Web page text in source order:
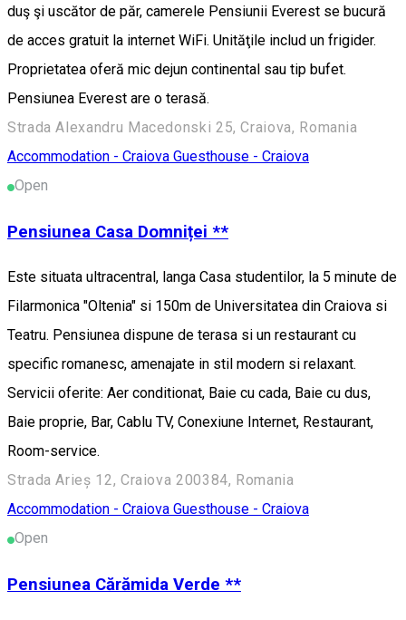
duş şi uscător de păr, camerele Pensiunii Everest se bucură
de acces gratuit la internet WiFi. Unităţile includ un frigider.
Proprietatea oferă mic dejun continental sau tip bufet.
Pensiunea Everest are o terasă.
Strada Alexandru Macedonski 25, Craiova, Romania
Accommodation - Craiova Guesthouse - Craiova
Open
Pensiunea Casa Domniței **
Este situata ultracentral, langa Casa studentilor, la 5 minute de
Filarmonica "Oltenia" si 150m de Universitatea din Craiova si
Teatru. Pensiunea dispune de terasa si un restaurant cu
specific romanesc, amenajate in stil modern si relaxant.
Servicii oferite: Aer conditionat, Baie cu cada, Baie cu dus,
Baie proprie, Bar, Cablu TV, Conexiune Internet, Restaurant,
Room-service.
Strada Arieș 12, Craiova 200384, Romania
Accommodation - Craiova Guesthouse - Craiova
Open
Pensiunea Cărămida Verde **